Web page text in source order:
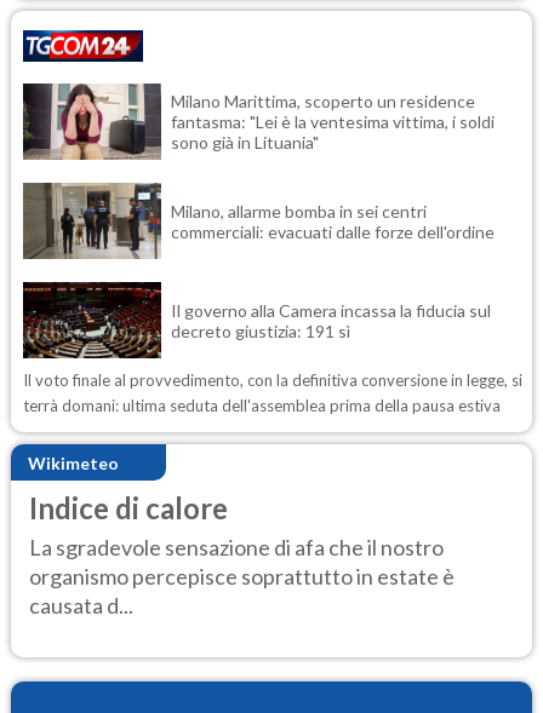
Milano Marittima, scoperto un residence
fantasma: "Lei è la ventesima vittima, i soldi
sono già in Lituania"
Milano, allarme bomba in sei centri
commerciali: evacuati dalle forze dell'ordine
Il governo alla Camera incassa la fiducia sul
decreto giustizia: 191 sì
Il voto finale al provvedimento, con la definitiva conversione in legge, si
terrà domani: ultima seduta dell'assemblea prima della pausa estiva
Wikimeteo
Indice di calore
La sgradevole sensazione di afa che il nostro
organismo percepisce soprattutto in estate è
causata d...